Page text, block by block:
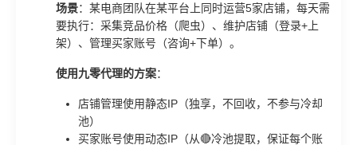
场景：某电商团队在某平台上同时运营5家店铺，每天需
要执行：采集竞品价格（爬虫）、维护店铺（登录+上
架）、管理买家账号（咨询+下单）。
使用九零代理的方案：
店铺管理使用静态IP（独享，不回收，不参与冷却
池）
买家账号使用动态IP（从🔴冷池提取，保证每个账